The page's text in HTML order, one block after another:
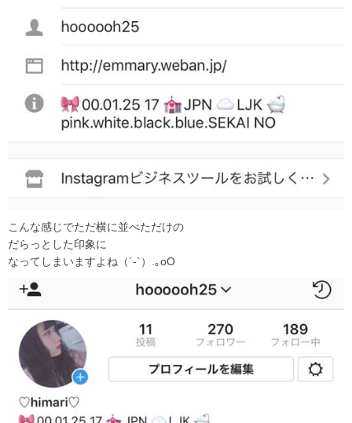
こんな感じでただ横に並べただけの
だらっとした印象に
なってしまいますよね（´-`）.｡oO